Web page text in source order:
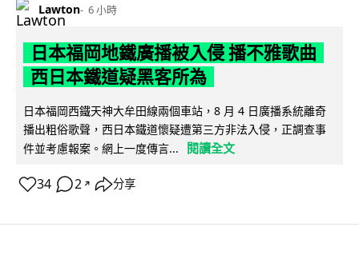
Lawton 6 小時
日本福岡地鐵廣播被入侵 播不雅歌曲
西日本鐵道疑黑客所為
日本福岡西鐵天神大牟田線兩個車站，8 月 4 日廣播系統離奇
播出粗俗歌聲，西日本鐵道懷疑遭第三方非法入侵，正調查事
件並考慮報案。網上一度傳言...
閱讀全文
34 2 ↗ 分享